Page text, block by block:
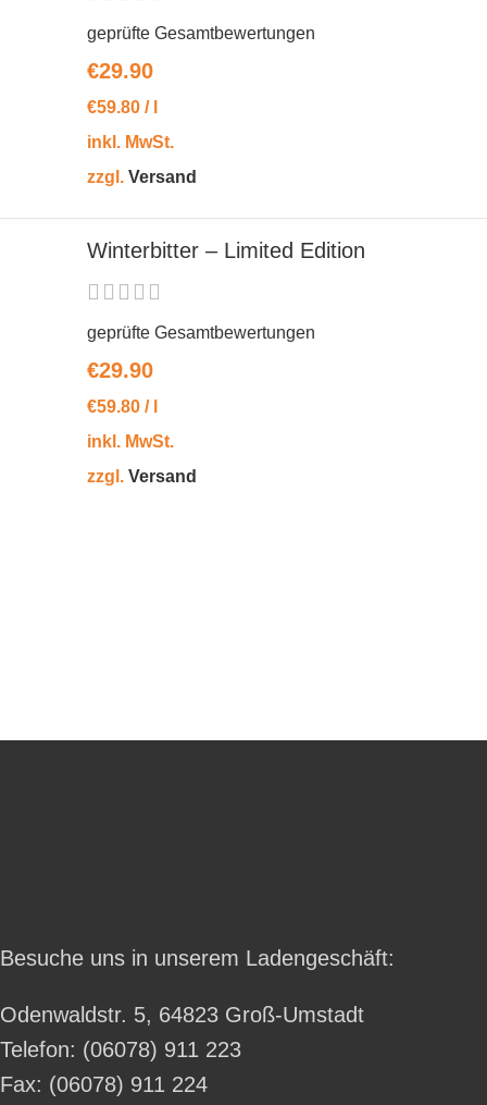
geprüfte Gesamtbewertungen
€29.90
€59.80 /
inkl. MwSt.
zzgl. Versand
Winterbitter – Limited Edition
geprüfte Gesamtbewertungen
€29.90
€59.80 /
inkl. MwSt.
zzgl. Versand
Besuche uns in unserem Ladengeschäft:
Odenwaldstr. 5, 64823 Groß-Umstadt
Telefon: (06078) 911 223
Fax: (06078) 911 224